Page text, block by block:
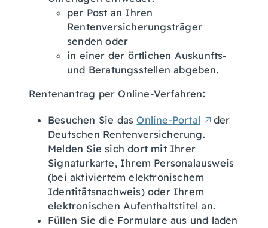
per Post an Ihren
Rentenversicherungsträger
senden oder
in einer der örtlichen Auskunfts-
und Beratungsstellen abgeben.
Rentenantrag per Online-Verfahren:
Besuchen Sie dasOnline-Portal
der
Deutschen Rentenversicherung.
Melden Sie sich dort mit Ihrer
Signaturkarte, Ihrem Personalausweis
(bei aktiviertem elektronischem
Identitätsnachweis) oder Ihrem
elektronischen Aufenthaltstitel an.
Füllen Sie die Formulare aus und laden